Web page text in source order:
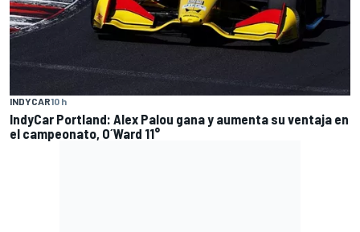
INDYCAR10 h
IndyCar Portland: Alex Palou gana y aumenta su ventaja en
el campeonato, O´Ward 11°